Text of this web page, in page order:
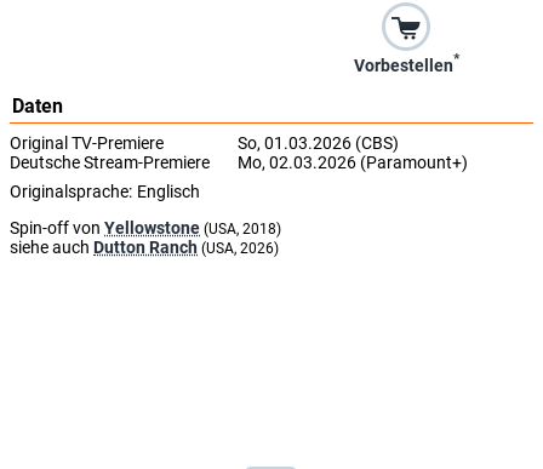
Vorbestellen*
Daten
Original TV-Premiere
So, 01.03.2026 (CBS)
Deutsche Stream-Premiere
Mo, 02.03.2026 (Paramount+)
Originalsprache: Englisch
Spin-off von Yellowstone (USA, 2018)
siehe auch Dutton Ranch (USA, 2026)